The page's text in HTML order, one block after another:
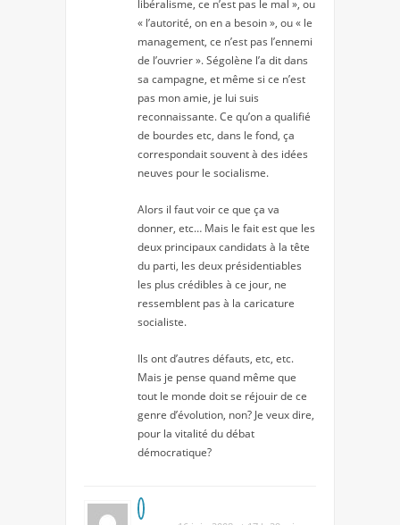
libéralisme, ce n’est pas le mal », ou
« l’autorité, on en a besoin », ou « le
management, ce n’est pas l’ennemi
de l’ouvrier ». Ségolène l’a dit dans
sa campagne, et même si ce n’est
pas mon amie, je lui suis
reconnaissante. Ce qu’on a qualifié
de bourdes etc, dans le fond, ça
correspondait souvent à des idées
neuves pour le socialisme.
Alors il faut voir ce que ça va
donner, etc… Mais le fait est que les
deux principaux candidats à la tête
du parti, les deux présidentiables
les plus crédibles à ce jour, ne
ressemblent pas à la caricature
socialiste.
Ils ont d’autres défauts, etc, etc.
Mais je pense quand même que
tout le monde doit se réjouir de ce
genre d’évolution, non? Je veux dire,
pour la vitalité du débat
démocratique?